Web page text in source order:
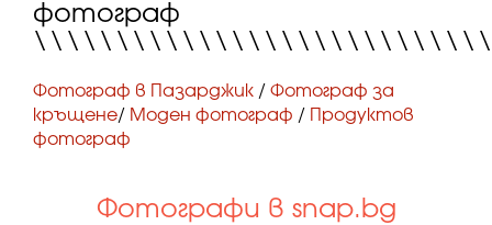
фотограф
Фотограф в Пазарджик / Фотограф за
кръщене/ Моден фотограф /
Продуктов
фотограф
Фотографи в snap.bg